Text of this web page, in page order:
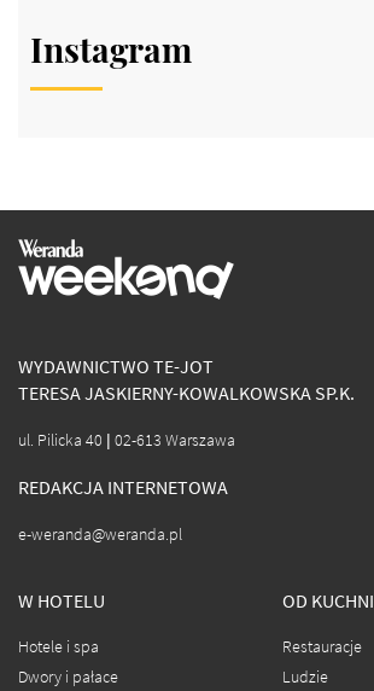
Instagram
WYDAWNICTWO TE-JOT
TERESA JASKIERNY-KOWALKOWSKA SP.K.
ul. Pilicka 40 | 02-613 Warszawa
REDAKCJA INTERNETOWA
e-weranda@weranda.pl
W HOTELU
Hotele i spa
Dwory i pałace
OD KUCHNI
Restauracje
Ludzie